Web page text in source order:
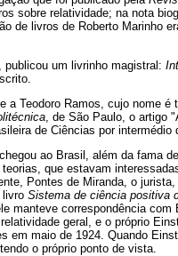
sobre relatividade; na nota
de livros de Roberto Marinho
um livrinho magistral:
a Teodoro Ramos, cujo nome é
, de São Paulo, o artigo
de Ciências por intermédio
ao Brasil, além da fama
que estavam
Pontes de Miranda, o
livro Sistema de ciência positiva
manteve correspondência com
geral, e o próprio
em maio de 1924. Quando
o próprio ponto de vista.